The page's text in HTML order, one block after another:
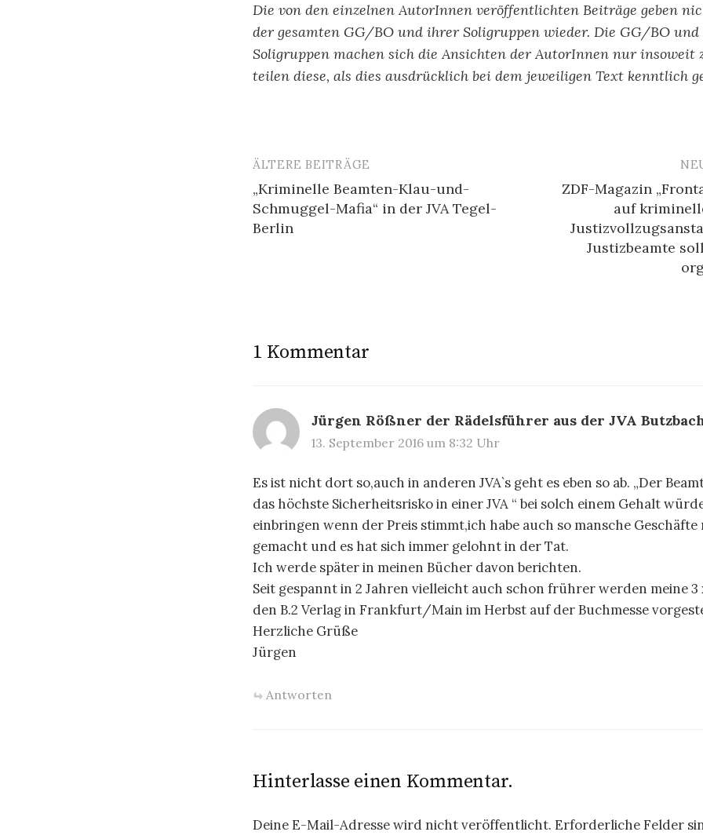
Die von den einzelnen AutorInnen veröffentlichten Beiträge geben
der gesamten GG/BO und ihrer Soligruppen wieder. Die GG/BO
Soligruppen machen sich die Ansichten der AutorInnen nur insoweit
teilen diese, als dies ausdrücklich bei dem jeweiligen Text kenntlich
Beitragsnavigation
ÄLTERE BEITRÄGE
„Kriminelle Beamten-Klau-und-
Schmuggel-Mafia“ in der JVA Tegel-
Berlin
ZDF-Magazin
auf
Justizbeamte
1 Kommentar
Jürgen Rößner der Rädelsführer aus der JVA
13. September 2016 um 8:32 Uhr
Es ist nicht dort so,auch in anderen JVA`s geht es eben so ab. „Der
das höchste Sicherheitsrisko in einer JVA “ bei solch einem Gehalt
einbringen wenn der Preis stimmt,ich habe auch so mansche
gemacht und es hat sich immer gelohnt in der Tat.
Ich werde später in meinen Bücher davon berichten.
Seit gespannt in 2 Jahren vielleicht auch schon frührer werden meine 3
den B.2 Verlag in Frankfurt/Main im Herbst auf der Buchmesse
Herzliche Grüße
Jürgen
Antworten
Hinterlasse einen Kommentar.
Deine E-Mail-Adresse wird nicht veröffentlicht. Erforderliche Felder